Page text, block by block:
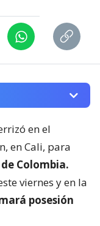
en el
en Cali, para
Colombia.
viernes y en la
posesión